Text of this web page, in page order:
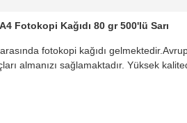
Fotokopi Kağıdı 80 gr 500'lü Sarı
fotokopi kağıdı
almanızı sağlamaktadır. Yüksek